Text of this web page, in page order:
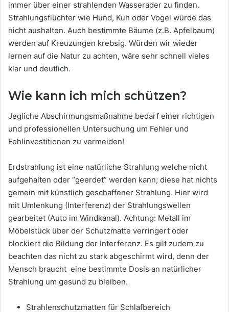
immer über einer strahlenden Wasserader zu finden.
Strahlungsflüchter wie Hund, Kuh oder Vogel würde das
nicht aushalten. Auch bestimmte Bäume (z.B. Apfelbaum)
werden auf Kreuzungen krebsig. Würden wir wieder
lernen auf die Natur zu achten, wäre sehr schnell vieles
klar und deutlich.
Wie kann ich mich schützen?
Jegliche Abschirmungsmaßnahme bedarf einer richtigen
und professionellen Untersuchung um Fehler und
Fehlinvestitionen zu vermeiden!
Erdstrahlung ist eine natürliche Strahlung welche nicht
aufgehalten oder “geerdet” werden kann; diese hat nichts
gemein mit künstlich geschaffener Strahlung. Hier wird
mit Umlenkung (Interferenz) der Strahlungswellen
gearbeitet (Auto im Windkanal). Achtung: Metall im
Möbelstück über der Schutzmatte verringert oder
blockiert die Bildung der Interferenz. Es gilt zudem zu
beachten das nicht zu stark abgeschirmt wird, denn der
Mensch braucht eine bestimmte Dosis an natürlicher
Strahlung um gesund zu bleiben.
Strahlenschutzmatten für Schlafbereich